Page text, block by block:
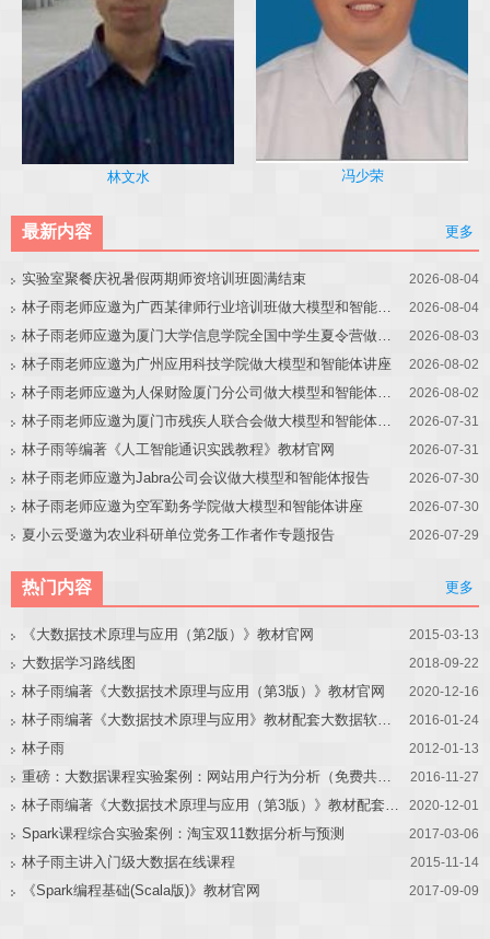
林文水 冯少荣
最新内容 更多
实验室聚餐庆祝暑假两期师资培训班圆满结束 2026-08-04
2026-08-04
2026-08-03
林子雨老师应邀为广州应用科技学院做大模型和智能体讲座 2026-08-02
2026-08-02
2026-07-31
林子雨等编著《人工智能通识实践教程》教材官网 2026-07-31
林子雨老师应邀为Jabra公司会议做大模型和智能体报告 2026-07-30
林子雨老师应邀为空军勤务学院做大模型和智能体讲座 2026-07-30
夏小云受邀为农业科研单位党务工作者作专题报告 2026-07-29
热门内容 更多
《大数据技术原理与应用（第2版）》教材官网 2015-03-13
大数据学习路线图 2018-09-22
林子雨编著《大数据技术原理与应用（第3版）》教材官网 2020-12-16
2016-01-24
林子雨 2012-01-13
2016-11-27
2020-12-01
Spark课程综合实验案例：淘宝双11数据分析与预测 2017-03-06
林子雨主讲入门级大数据在线课程 2015-11-14
《Spark编程基础(Scala版)》教材官网 2017-09-09